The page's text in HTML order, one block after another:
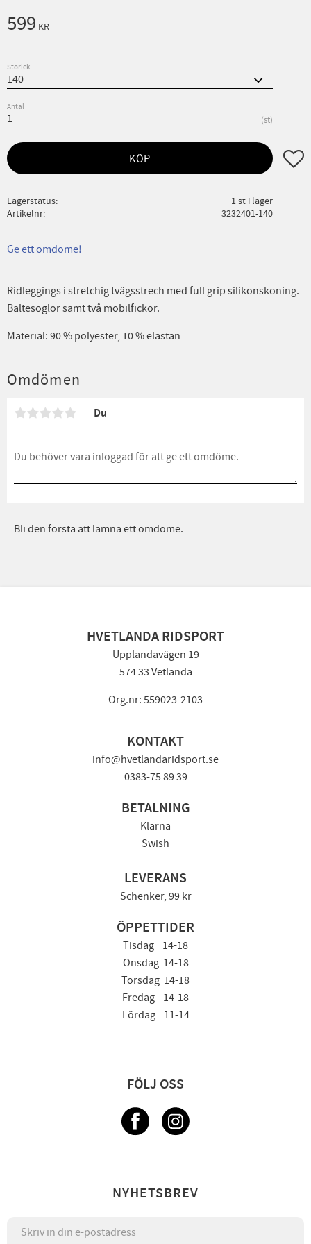
599 KR
Storlek
Antal
st
KÖP Lägg
Lagerstatus
1 st i lager
Artikelnr
3232401-140
Ge ett omdöme!
Ridleggings i stretchig tvägsstrech med full grip silikonskoning.
Bältesöglor samt två mobilfickor.
Material: 90 % polyester, 10 % elastan
Omdömen
Du
Bli den första att lämna ett omdöme.
HVETLANDA RIDSPORT
Upplandavägen 19
574 33 Vetlanda
Org.nr: 559023-2103
KONTAKT
info@hvetlandaridsport.se
0383-75 89 39
BETALNING
Klarna
Swish
LEVERANS
Schenker, 99 kr
ÖPPETTIDER
Tisdag 14-18
Onsdag 14-18
Torsdag 14-18
Fredag 14-18
Lördag 11-14
FÖLJ OSS
NYHETSBREV